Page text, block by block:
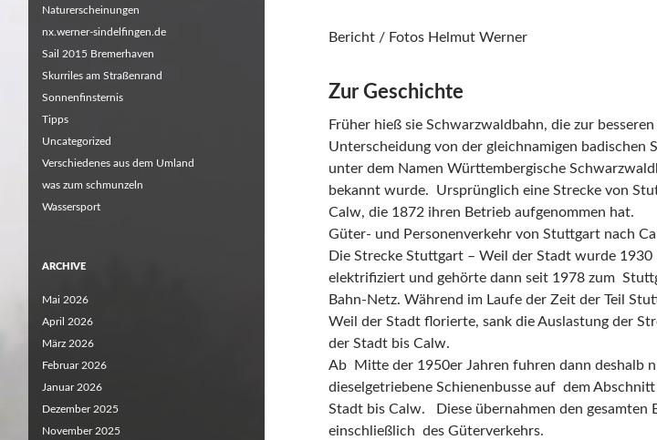
Bericht / Fotos Helmut Werner
Zur Geschichte
Früher hieß sie Schwarzwaldbahn, die zur besseren
Unterscheidung von der gleichnamigen badischen
unter dem Namen Württembergische
bekannt wurde. Ursprünglich eine Strecke von
Calw, die 1872 ihren Betrieb aufgenommen hat.
Güter- und Personenverkehr von Stuttgart nach
Die Strecke Stuttgart – Weil der Stadt wurde 1930
elektrifiziert und gehörte dann seit 1978 zum
Bahn-Netz. Während im Laufe der Zeit der Teil
Weil der Stadt florierte, sank die Auslastung der
der Stadt bis Calw.
Ab Mitte der 1950er Jahren fuhren dann deshalb
dieselgetriebene Schienenbusse auf dem
Stadt bis Calw. Diese übernahmen den gesamten
einschließlich des Güterverkehrs.
Naturerscheinungen
nx.werner-sindelfingen.de
Sail 2015 Bremerhaven
Skurriles am Straßenrand
Sonnenfinsternis
Tipps
Uncategorized
Verschiedenes aus dem Umland
was zum schmunzeln
Wassersport
ARCHIVE
Mai 2026
April 2026
März 2026
Februar 2026
Januar 2026
Dezember 2025
November 2025